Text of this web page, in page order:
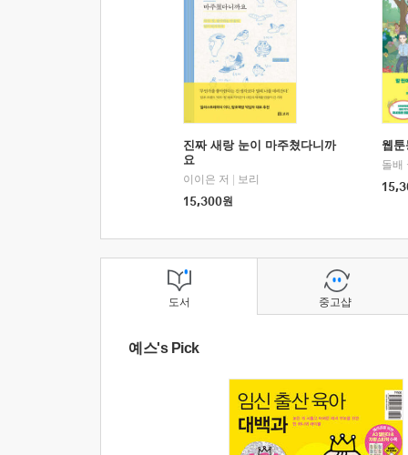
진짜 새랑 눈이 마주쳤다니까
요
이이은 저
보리
15,300원
웹
돌배
도서
예스's Pick
중고샵